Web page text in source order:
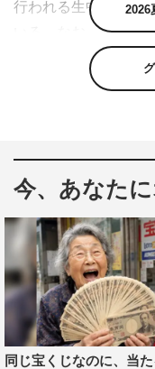
行われる生中継もラ
いる。なお、8月11
が再放送されるほか
8号車の日である8/8
ッ！！
多分これ8号車の日
でしたね(^o^)ラッキ
生放送なので何が起
してもそのまま放
わけにはいかないぜ
2026
今、あなた
同じ宝くじなのに、当